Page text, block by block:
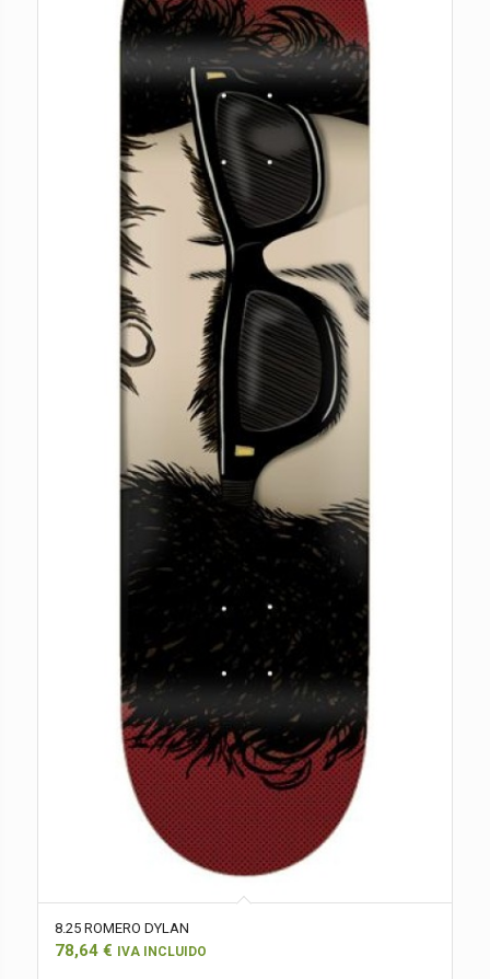
8.25 ROMERO DYLAN
78,64 € IVA INCLUIDO